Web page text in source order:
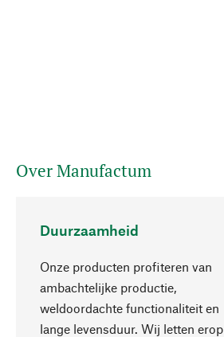
Over Manufactum
Duurzaamheid
Onze producten profiteren van
ambachtelijke productie,
weldoordachte functionaliteit en
lange levensduur. Wij letten erop